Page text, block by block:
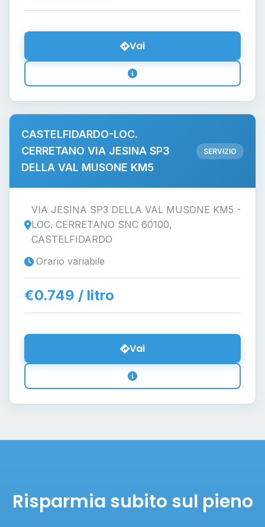
Vai
CASTELFIDARDO-LOC.
CERRETANO VIA JESINA SP3
DELLA VAL MUSONE KM5
SERVIZIO
VIA JESINA SP3 DELLA VAL MUSONE KM5 -
LOC. CERRETANO SNC 60100,
CASTELFIDARDO
Orario variabile
€0.749 / litro
Vai
Risparmia subito sul pieno